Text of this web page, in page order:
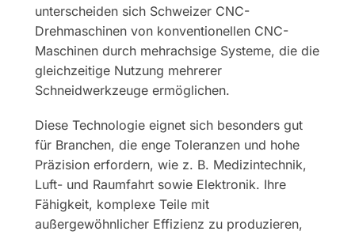
unterscheiden sich Schweizer CNC-
Drehmaschinen von konventionellen CNC-
Maschinen durch mehrachsige Systeme, die die
gleichzeitige Nutzung mehrerer
Schneidwerkzeuge ermöglichen.
Diese Technologie eignet sich besonders gut
für Branchen, die enge Toleranzen und hohe
Präzision erfordern, wie z. B. Medizintechnik,
Luft- und Raumfahrt sowie Elektronik. Ihre
Fähigkeit, komplexe Teile mit
außergewöhnlicher Effizienz zu produzieren,